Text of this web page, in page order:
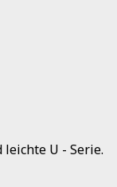
U - Serie.